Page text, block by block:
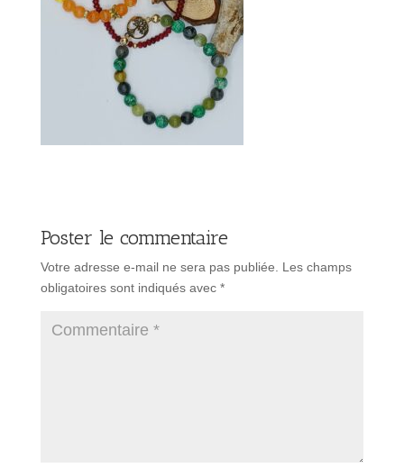
Poster le commentaire
Votre adresse e-mail ne sera pas publiée.
Les champs
obligatoires sont indiqués avec *